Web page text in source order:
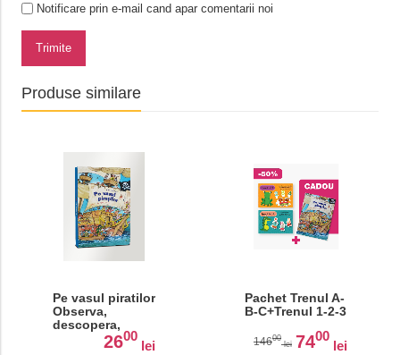
Notificare prin e-mail cand apar comentarii noi
Trimite
Produse similare
Pe vasul piratilor
Observa,
descopera,
2600
lei
Pachet Trenul A-
B-C+Trenul 1-2-3
14600
lei 7400
lei